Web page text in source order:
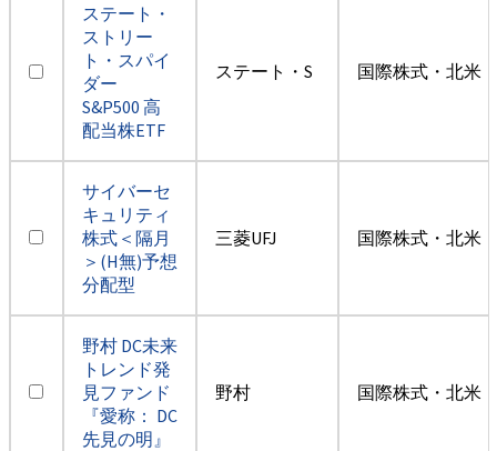
ステート・
ストリー
ト・スパイ
ダー
S&P500 高
配当株ETF
ステート・S 国際株式・北米
サイバーセ
キュリティ
株式＜隔月
＞(H無)予想
分配型
三菱UFJ 国際株式・北米
野村 DC未来
トレンド発
見ファンド
『愛称： DC
先見の明』
野村 国際株式・北米